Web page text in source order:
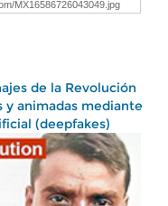
de la Revolución
y animadas mediante
(deepfakes)